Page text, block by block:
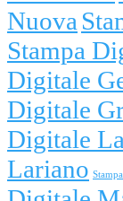
Nuova
Stampa
Digitale
Digitale
Digitale
Lariano